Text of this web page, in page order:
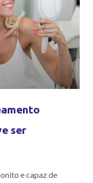
ser
e capaz de